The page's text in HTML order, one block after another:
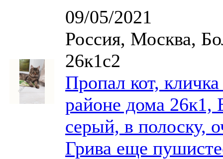
09/05/2021
Россия, Москва,
26к1с2
Пропал кот,
районе дома 26к1,
серый, в полоску,
Грива еще